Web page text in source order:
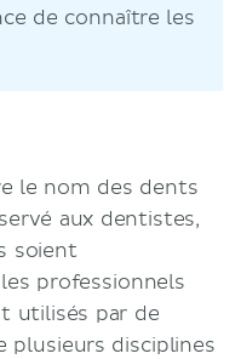
de connaître les
le nom des dents
aux dentistes,
soient
professionnels
utilisés par de
plusieurs disciplines